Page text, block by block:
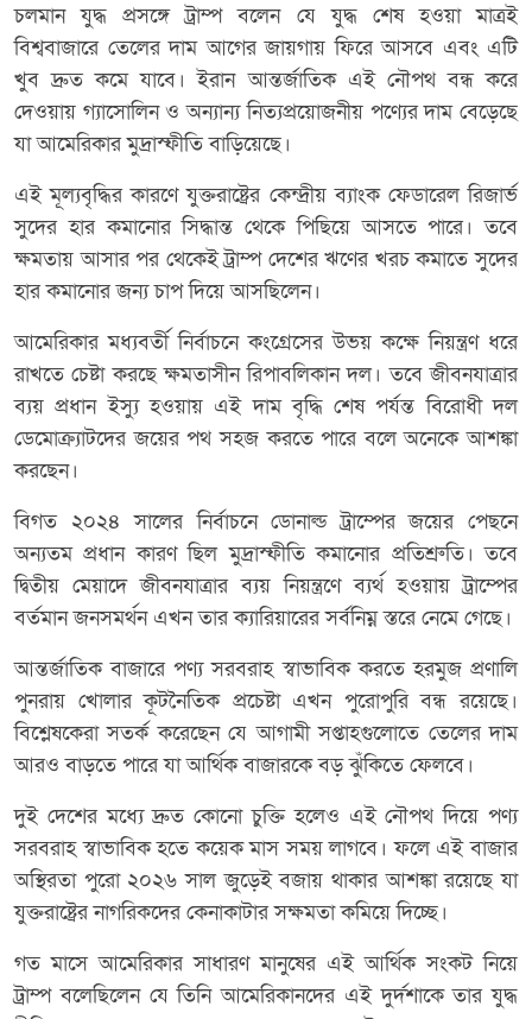
চলমান যুদ্ধ প্রসঙ্গে ট্রাম্প বলেন যে যুদ্ধ শেষ হওয়া মাত্রই
বিশ্ববাজারে তেলের দাম আগের জায়গায় ফিরে আসবে এবং এটি
খুব দ্রুত কমে যাবে। ইরান আন্তর্জাতিক এই নৌপথ বন্ধ করে
দেওয়ায় গ্যাসোলিন ও অন্যান্য নিত্যপ্রয়োজনীয় পণ্যের দাম বেড়েছে
যা আমেরিকার মুদ্রাস্ফীতি বাড়িয়েছে।
এই মূল্যবৃদ্ধির কারণে যুক্তরাষ্ট্রের কেন্দ্রীয় ব্যাংক ফেডারেল রিজার্ভ
সুদের হার কমানোর সিদ্ধান্ত থেকে পিছিয়ে আসতে পারে। তবে
ক্ষমতায় আসার পর থেকেই ট্রাম্প দেশের ঋণের খরচ কমাতে সুদের
হার কমানোর জন্য চাপ দিয়ে আসছিলেন।
আমেরিকার মধ্যবর্তী নির্বাচনে কংগ্রেসের উভয় কক্ষে নিয়ন্ত্রণ ধরে
রাখতে চেষ্টা করছে ক্ষমতাসীন রিপাবলিকান দল। তবে জীবনযাত্রার
ব্যয় প্রধান ইস্যু হওয়ায় এই দাম বৃদ্ধি শেষ পর্যন্ত বিরোধী দল
ডেমোক্র্যাটদের জয়ের পথ সহজ করতে পারে বলে অনেকে আশঙ্কা
করছেন।
বিগত ২০২৪ সালের নির্বাচনে ডোনাল্ড ট্রাম্পের জয়ের পেছনে
অন্যতম প্রধান কারণ ছিল মুদ্রাস্ফীতি কমানোর প্রতিশ্রুতি। তবে
দ্বিতীয় মেয়াদে জীবনযাত্রার ব্যয় নিয়ন্ত্রণে ব্যর্থ হওয়ায় ট্রাম্পের
বর্তমান জনসমর্থন এখন তার ক্যারিয়ারের সর্বনিম্ন স্তরে নেমে গেছে।
আন্তর্জাতিক বাজারে পণ্য সরবরাহ স্বাভাবিক করতে হরমুজ প্রণালি
পুনরায় খোলার কূটনৈতিক প্রচেষ্টা এখন পুরোপুরি বন্ধ রয়েছে।
বিশ্লেষকেরা সতর্ক করেছেন যে আগামী সপ্তাহগুলোতে তেলের দাম
আরও বাড়তে পারে যা আর্থিক বাজারকে বড় ঝুঁকিতে ফেলবে।
দুই দেশের মধ্যে দ্রুত কোনো চুক্তি হলেও এই নৌপথ দিয়ে পণ্য
সরবরাহ স্বাভাবিক হতে কয়েক মাস সময় লাগবে। ফলে এই বাজার
অস্থিরতা পুরো ২০২৬ সাল জুড়েই বজায় থাকার আশঙ্কা রয়েছে যা
যুক্তরাষ্ট্রের নাগরিকদের কেনাকাটার সক্ষমতা কমিয়ে দিচ্ছে।
গত মাসে আমেরিকার সাধারণ মানুষের এই আর্থিক সংকট নিয়ে
ট্রাম্প বলেছিলেন যে তিনি আমেরিকানদের এই দুর্দশাকে তার যুদ্ধ